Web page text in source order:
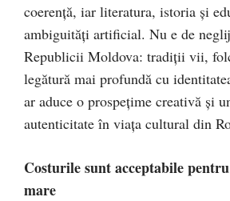
coerență, iar literatura, istoria și
ambiguități artificial. Nu e de
Republicii Moldova: tradiții vii,
legătură mai profundă cu
ar aduce o prospețime creativă și
autenticitate în viața cultural din
Costurile sunt acceptabile
mare